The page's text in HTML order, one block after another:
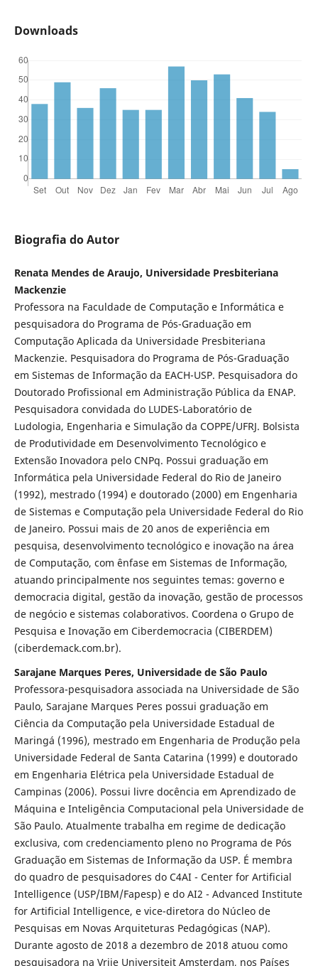
Downloads
Biografia do Autor
Renata Mendes de Araujo, Universidade Presbiteriana
Mackenzie
Professora na Faculdade de Computação e Informática e
pesquisadora do Programa de Pós-Graduação em
Computação Aplicada da Universidade Presbiteriana
Mackenzie. Pesquisadora do Programa de Pós-Graduação
em Sistemas de Informação da EACH-USP. Pesquisadora do
Doutorado Profissional em Administração Pública da ENAP.
Pesquisadora convidada do LUDES-Laboratório de
Ludologia, Engenharia e Simulação da COPPE/UFRJ. Bolsista
de Produtividade em Desenvolvimento Tecnológico e
Extensão Inovadora pelo CNPq. Possui graduação em
Informática pela Universidade Federal do Rio de Janeiro
(1992), mestrado (1994) e doutorado (2000) em Engenharia
de Sistemas e Computação pela Universidade Federal do Rio
de Janeiro. Possui mais de 20 anos de experiência em
pesquisa, desenvolvimento tecnológico e inovação na área
de Computação, com ênfase em Sistemas de Informação,
atuando principalmente nos seguintes temas: governo e
democracia digital, gestão da inovação, gestão de processos
de negócio e sistemas colaborativos. Coordena o Grupo de
Pesquisa e Inovação em Ciberdemocracia (CIBERDEM)
(ciberdemack.com.br).
Sarajane Marques Peres, Universidade de São Paulo
Professora-pesquisadora associada na Universidade de São
Paulo, Sarajane Marques Peres possui graduação em
Ciência da Computação pela Universidade Estadual de
Maringá (1996), mestrado em Engenharia de Produção pela
Universidade Federal de Santa Catarina (1999) e doutorado
em Engenharia Elétrica pela Universidade Estadual de
Campinas (2006). Possui livre docência em Aprendizado de
Máquina e Inteligência Computacional pela Universidade de
São Paulo. Atualmente trabalha em regime de dedicação
exclusiva, com credenciamento pleno no Programa de Pós
Graduação em Sistemas de Informação da USP. É membra
do quadro de pesquisadores do C4AI - Center for Artificial
Intelligence (USP/IBM/Fapesp) e do AI2 - Advanced Institute
for Artificial Intelligence, e vice-diretora do Núcleo de
Pesquisas em Novas Arquiteturas Pedagógicas (NAP).
Durante agosto de 2018 a dezembro de 2018 atuou como
pesquisadora na Vrije Universiteit Amsterdam, nos Países